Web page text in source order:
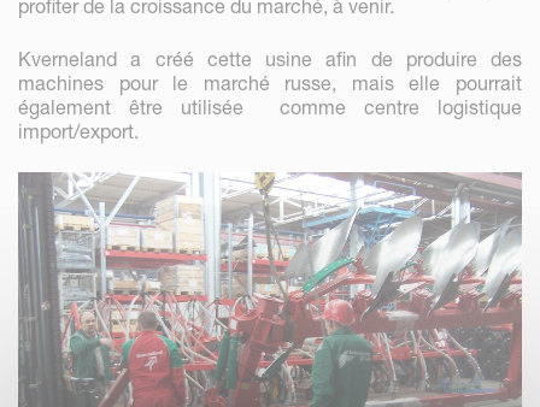
profiter de la croissance du marché, à venir.
Kverneland a créé cette usine afin de produire des
machines pour le marché russe, mais elle pourrait
également être utilisée comme centre logistique
import/export.